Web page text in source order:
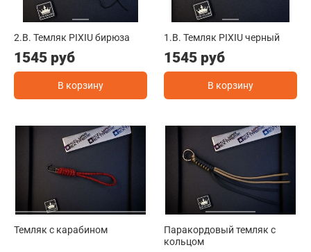
2.B. Темляк PIXIU бирюза
1545 руб
В корзину
1.B. Темляк PIXIU черный
1545 руб
В корзину
Темляк с карабином
Паракордовый темляк с
кольцом